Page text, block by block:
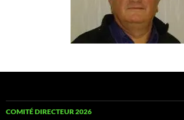
COMITÉ DIRECTEUR 2026